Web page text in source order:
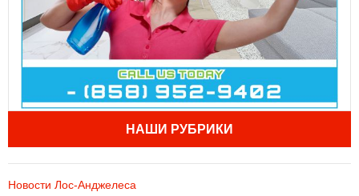
НАШИ РУБРИКИ
Новости Лос-Анджелеса